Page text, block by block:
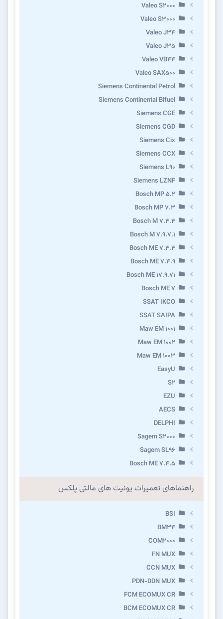
Valeo S2000
Valeo S3000
Valeo J34
Valeo J35
Valeo VB44
Valeo SAX500
Siemens Continental Petrol
Siemens Continental Bifuel
Siemens CGE
Siemens CGD
Siemens Cix
Siemens CCX
Siemens L90
Siemens LZNF
Bosch MP 5.2
Bosch MP 7.3
Bosch M 7.4.4
Bosch M 7.9.7.1
Bosch ME 7.4.4
Bosch ME 7.4.9
Bosch ME 17.9.71
Bosch ME 7
SSAT IKCO
SSAT SAIPA
Maw EM 1001
Maw EM 1002
Maw EM 1003
EasyU
S2
EZU
AECS
DELPHI
Sagem S2000
Sagem SL96
Bosch ME 7.4.5
راهنماهای تعمیرات یونیت های مالتی پلکس
BSI
BM34
COM2000
FN MUX
CCN MUX
PDN-DDN MUX
FCM ECOMUX CR
BCM ECOMUX CR